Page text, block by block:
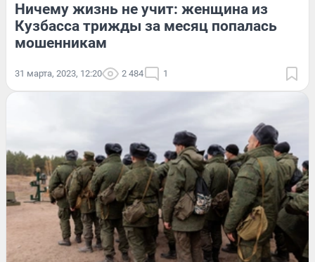
Ничему жизнь не учит: женщина из
Кузбасса трижды за месяц попалась
мошенникам
31 марта, 2023, 12:20 2 484 1